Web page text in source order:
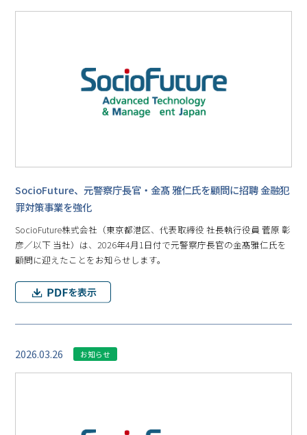
SocioFuture、元警察庁長官・金髙 雅仁氏を顧問に招聘 金融犯
罪対策事業を強化
SocioFuture株式会社（東京都港区、代表取締役 社長執行役員 菅原 彰
彦／以下 当社）は、2026年4月1日付で元警察庁長官の金髙雅仁氏を
顧問に迎えたことをお知らせします。
2026.03.26 お知らせ